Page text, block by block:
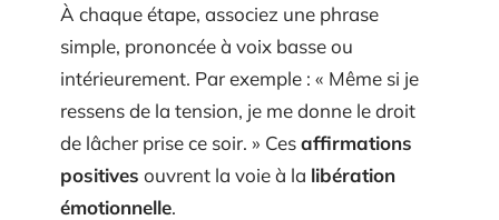
À chaque étape, associez une phrase
simple, prononcée à voix basse ou
intérieurement. Par exemple : « Même si je
ressens de la tension, je me donne le droit
de lâcher prise ce soir. » Cesaffirmations
positives ouvrent la voie à la libération
émotionnelle.